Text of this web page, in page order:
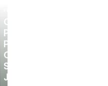
CONSELHOS
PERSONALIZADOS
PARA
O
SEU
JARDIM